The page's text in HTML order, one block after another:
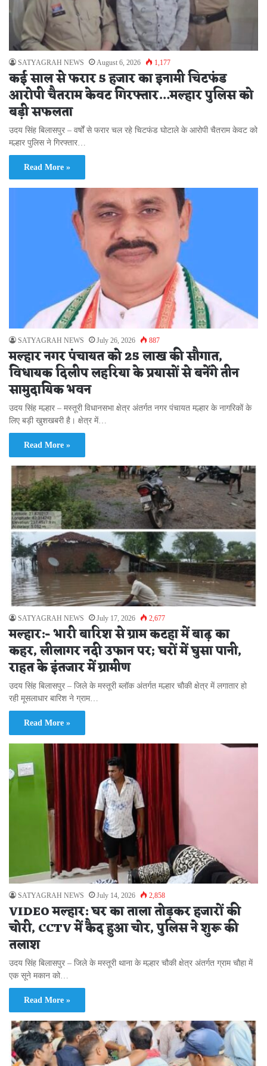
SATYAGRAH NEWS August 6, 2026 1,177
कई साल से फरार 5 हजार का इनामी चिटफंड
आरोपी चैतराम केवट गिरफ्तार…मल्हार पुलिस को
बड़ी सफलता
उदय सिंह बिलासपुर – वर्षों से फरार चल रहे चिटफंड घोटाले के आरोपी चैतराम केवट को
मल्हार पुलिस ने गिरफ्तार…
Read More »
SATYAGRAH NEWS July 26, 2026 887
मल्हार नगर पंचायत को 25 लाख की सौगात,
विधायक दिलीप लहरिया के प्रयासों से बनेंगे तीन
सामुदायिक भवन
उदय सिंह मल्हार – मस्तूरी विधानसभा क्षेत्र अंतर्गत नगर पंचायत मल्हार के नागरिकों के
लिए बड़ी खुशखबरी है। क्षेत्र में…
Read More »
SATYAGRAH NEWS July 17, 2026 2,677
मल्हार:- भारी बारिश से ग्राम कटहा में बाढ़ का
कहर, लीलागर नदी उफान पर; घरों में घुसा पानी,
राहत के इंतजार में ग्रामीण
उदय सिंह बिलासपुर – जिले के मस्तूरी ब्लॉक अंतर्गत मल्हार चौकी क्षेत्र में लगातार हो
रही मूसलाधार बारिश ने ग्राम…
Read More »
SATYAGRAH NEWS July 14, 2026 2,858
VIDEO मल्हार: घर का ताला तोड़कर हजारों की
चोरी, CCTV में कैद हुआ चोर, पुलिस ने शुरू की
तलाश
उदय सिंह बिलासपुर – जिले के मस्तूरी थाना के मल्हार चौकी क्षेत्र अंतर्गत ग्राम चौहा में
एक सूने मकान को…
Read More »